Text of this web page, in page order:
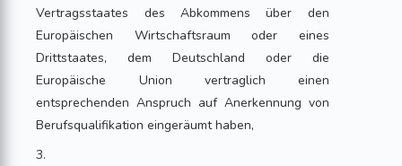
Vertragsstaates des Abkommens über den
Europäischen Wirtschaftsraum oder eines
Drittstaates, dem Deutschland oder die
Europäische Union vertraglich einen
entsprechenden Anspruch auf Anerkennung von
Berufsqualifikation eingeräumt haben,
3.